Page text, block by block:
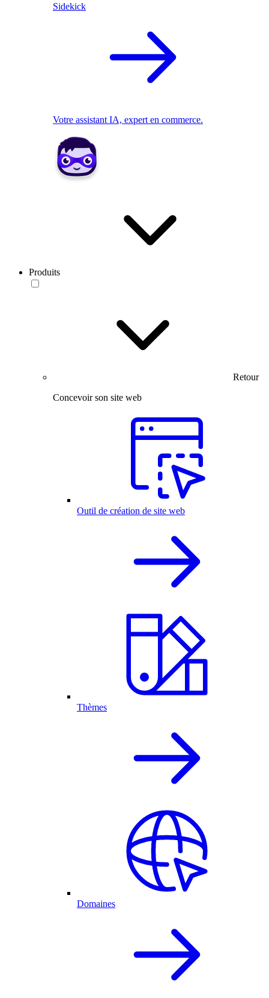
Sidekick
Votre assistant IA, expert en commerce.
Produits
Retour
Concevoir son site web
Outil de création de site web
Thèmes
Domaines